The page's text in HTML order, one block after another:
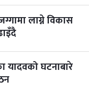
लाग्ने विकास
यादवको घटनाबारे